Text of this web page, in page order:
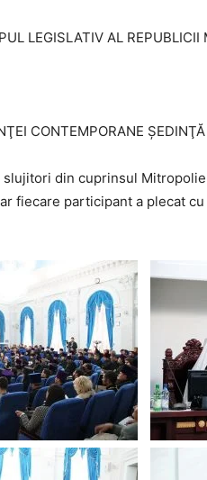
LEGISLATIV AL REPUBLICII
CONTEMPORANE
din cuprinsul
fiecare participant a plecat